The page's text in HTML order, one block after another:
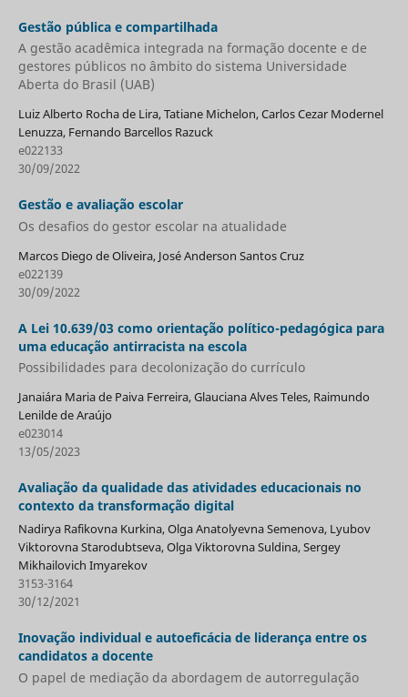
Gestão pública e compartilhada
A gestão acadêmica integrada na formação docente e de
gestores públicos no âmbito do sistema Universidade
Aberta do Brasil (UAB)
Luiz Alberto Rocha de Lira, Tatiane Michelon, Carlos Cezar Modernel
Lenuzza, Fernando Barcellos Razuck
e022133
30/09/2022
Gestão e avaliação escolar
Os desafios do gestor escolar na atualidade
Marcos Diego de Oliveira, José Anderson Santos Cruz
e022139
30/09/2022
A Lei 10.639/03 como orientação político-pedagógica para
uma educação antirracista na escola
Possibilidades para decolonização do currículo
Janaiára Maria de Paiva Ferreira, Glauciana Alves Teles, Raimundo
Lenilde de Araújo
e023014
13/05/2023
Avaliação da qualidade das atividades educacionais no
contexto da transformação digital
Nadirya Rafikovna Kurkina, Olga Anatolyevna Semenova, Lyubov
Viktorovna Starodubtseva, Olga Viktorovna Suldina, Sergey
Mikhailovich Imyarekov
3153-3164
30/12/2021
Inovação individual e autoeficácia de liderança entre os
candidatos a docente
O papel de mediação da abordagem de autorregulação